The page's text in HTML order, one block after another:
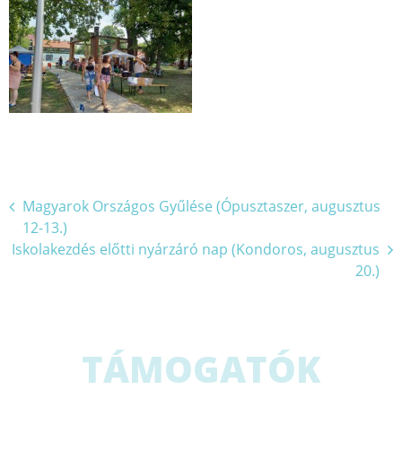
Bejegyzés
navigáció
Magyarok Országos Gyűlése (Ópusztaszer, augusztus
12-13.)
Iskolakezdés előtti nyárzáró nap (Kondoros, augusztus
20.)
TÁMOGATÓK